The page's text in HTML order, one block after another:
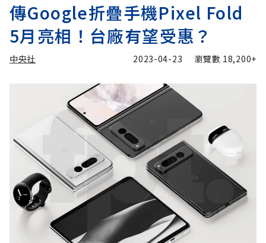
傳Google折疊手機Pixel Fold
5月亮相！台廠有望受惠？
中央社 2023-04-23 瀏覽數 18,200+